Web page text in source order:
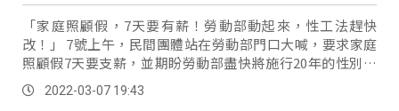
「家庭照顧假，7天要有薪！勞動部動起來，性工法趕快
改！」 7號上午，民間團體站在勞動部門口大喊，要求家庭
照顧假7天要支薪，並期盼勞動部盡快將施行20年的性別工
作平等法進行修正。
2022-03-07 19:43